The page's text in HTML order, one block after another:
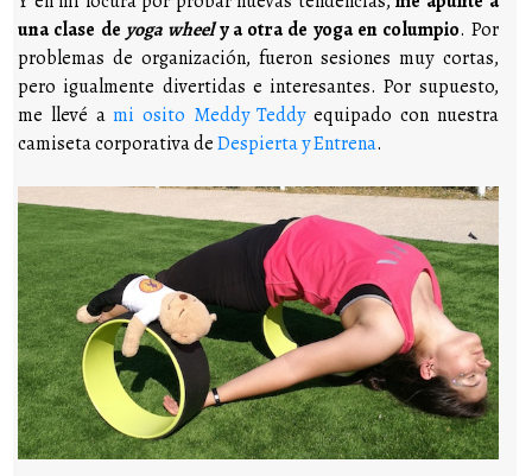
una clase de yoga wheely a otra de yoga en columpio. Por
problemas de organización, fueron sesiones muy cortas,
pero igualmente divertidas e interesantes. Por supuesto,
me llevé ami osito Meddy Teddyequipado con nuestra
camiseta corporativa deDespierta y Entrena.